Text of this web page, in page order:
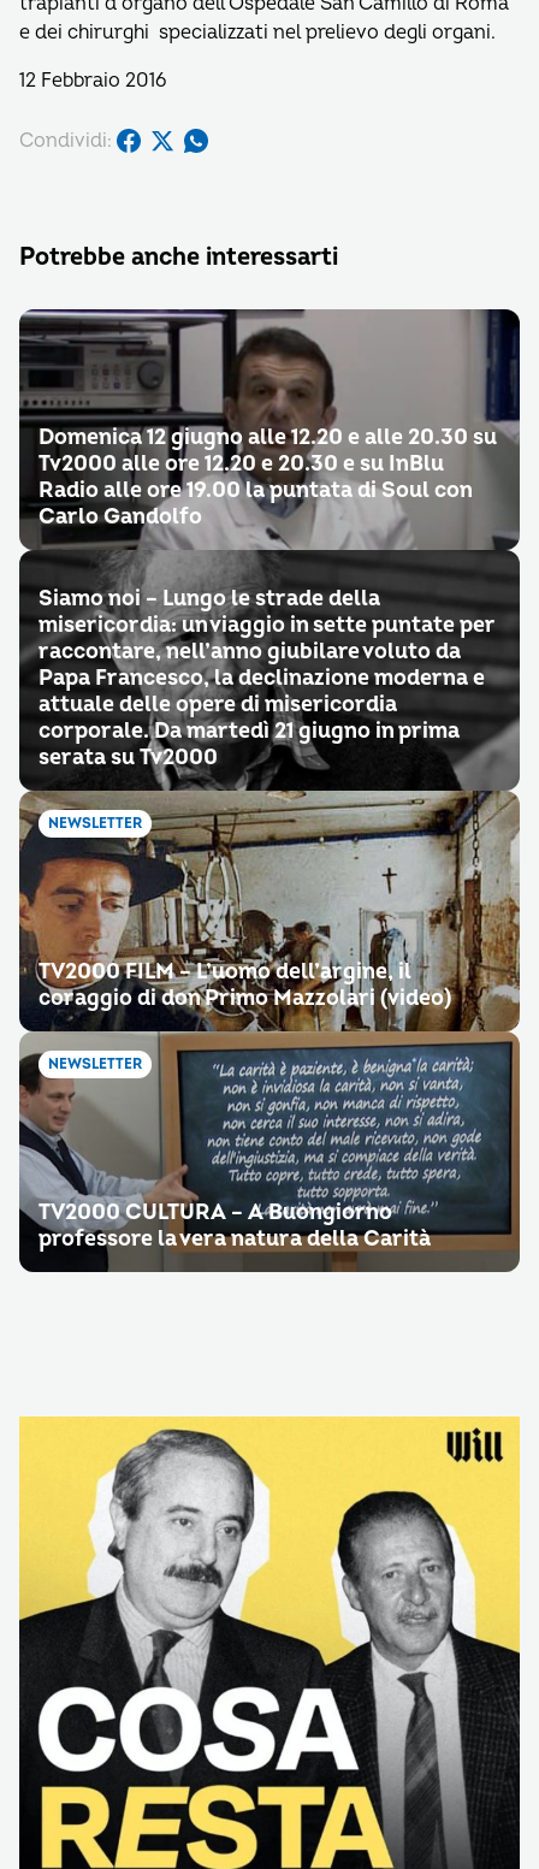
e dei chirurghi specializzati nel prelievo degli organi.
12 Febbraio 2016
Condividi:
Potrebbe anche interessarti
Domenica 12 giugno alle 12.20 e alle 20.30 su
Tv2000 alle ore 12.20 e 20.30 e su InBlu
Radio alle ore 19.00 la puntata di Soul con
Carlo Gandolfo
Siamo noi – Lungo le strade della
misericordia: un viaggio in sette puntate per
raccontare, nell’anno giubilare voluto da
Papa Francesco, la declinazione moderna e
attuale delle opere di misericordia
corporale. Da martedì 21 giugno in prima
serata su Tv2000
NEWSLETTER
TV2000 FILM – L’uomo dell’argine, il
coraggio di don Primo Mazzolari (video)
NEWSLETTER
TV2000 CULTURA – A Buongiorno
professore la vera natura della Carità